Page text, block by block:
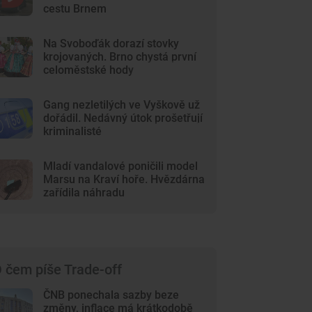
cestu Brnem
Na Svoboďák dorazí stovky
krojovaných. Brno chystá první
celoměstské hody
Gang nezletilých ve Vyškově už
dořádil. Nedávný útok prošetřují
kriminalisté
Mladí vandalové poničili model
Marsu na Kraví hoře. Hvězdárna
zařídila náhradu
čem píše Trade-off
ČNB ponechala sazby beze
změny, inflace má krátkodobě